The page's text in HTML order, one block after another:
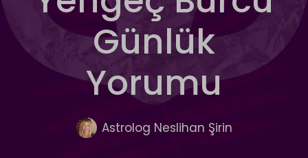
Günlük
Yorumu
Astrolog Neslihan Şirin